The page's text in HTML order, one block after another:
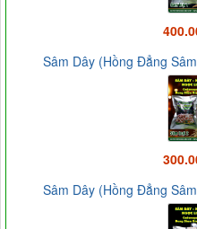
Sâm Dây (Hồng Đẳng
Sâm Dây (Hồng Đẳng